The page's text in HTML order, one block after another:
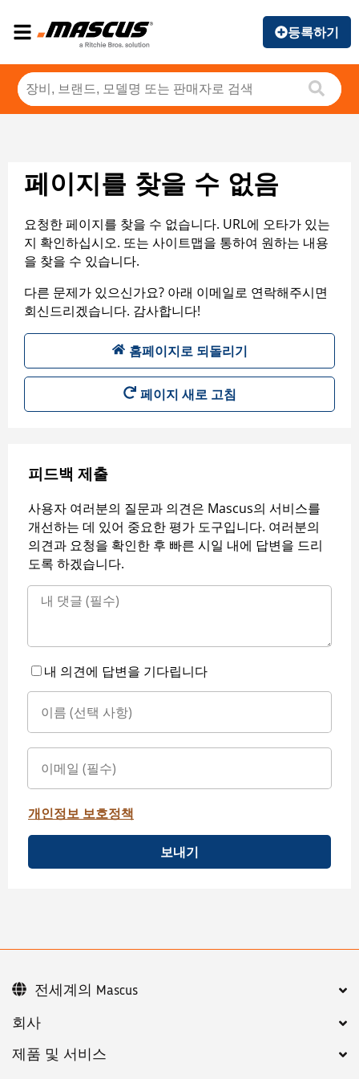
등록하기
페이지를 찾을 수 없음
요청한 페이지를 찾을 수 없습니다. URL에 오타가 있는
지 확인하십시오. 또는 사이트맵을 통하여 원하는 내용
을 찾을 수 있습니다.
다른 문제가 있으신가요? 아래 이메일로 연락해주시면
회신드리겠습니다. 감사합니다!
홈페이지로 되돌리기
페이지 새로 고침
피드백 제출
사용자 여러분의 질문과 의견은 Mascus의 서비스를
개선하는 데 있어 중요한 평가 도구입니다. 여러분의
의견과 요청을 확인한 후 빠른 시일 내에 답변을 드리
도록 하겠습니다.
내 의견에 답변을 기다립니다
개인정보 보호정책
보내기
회사
제품 및 서비스
전세계의 Mascus